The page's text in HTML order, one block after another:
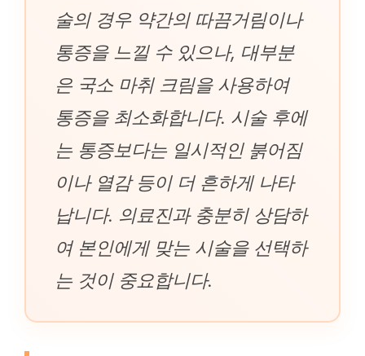
술의 경우 약간의 따끔거림이나
통증을 느낄 수 있으나, 대부분
은 국소 마취 크림을 사용하여
통증을 최소화합니다. 시술 후에
는 통증보다는 일시적인 붉어짐
이나 열감 등이 더 흔하게 나타
납니다. 의료진과 충분히 상담하
여 본인에게 맞는 시술을 선택하
는 것이 중요합니다.